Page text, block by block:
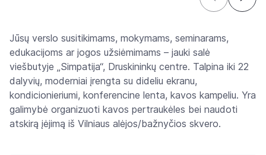
Jūsų verslo susitikimams, mokymams, seminarams,
edukacijoms ar jogos užsiėmimams – jauki salė
viešbutyje „Simpatija“, Druskininkų centre. Talpina iki 22
dalyvių, moderniai įrengta su dideliu ekranu,
kondicionieriumi, konferencine lenta, kavos kampeliu. Yra
galimybė organizuoti kavos pertraukėles bei naudoti
atskirą įėjimą iš Vilniaus alėjos/bažnyčios skvero.